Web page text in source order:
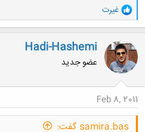
برای من سواله ؟ نظرتون چیه ؟
و
ا
ک
ن
ش
ه
ا
غیرت
Hadi-Hashemi
عضو جدید
Feb 8, 2011
samira.bas گفت: